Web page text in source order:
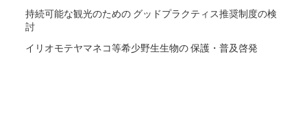
持続可能な観光のための グッドプラクティス推奨制度の検
討
イリオモテヤマネコ等希少野生生物の 保護・普及啓発